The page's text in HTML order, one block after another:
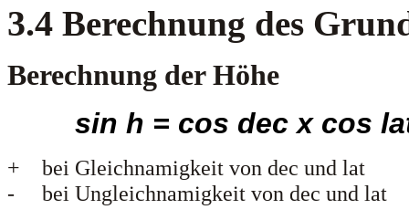
3.4 Berechnung des
Berechnung der Höhe
sin h = cos dec x cos
+ bei Gleichnamigkeit von dec und lat
- bei Ungleichnamigkeit von dec und lat